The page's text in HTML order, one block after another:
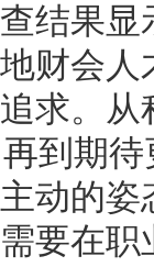
结果
财会
求。
到期
动的
要在